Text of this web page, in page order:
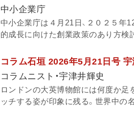
中小企業庁
中小企業庁は４月21日、２０２５年
的成長に向けた創業政策のあり方検
コラム石垣 2026年5月21日号 宇
コラムニスト・宇津井輝史
ロンドンの大英博物館には何度か足
ッチする姿が印象に残る。世界中の